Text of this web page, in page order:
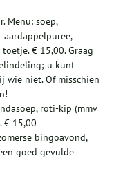
Menu: soep,
€ 15,00. Graag
u kunt
niet. Of misschien
roti-kip (mmv
€ 15,00
bingoavond,
goed gevulde